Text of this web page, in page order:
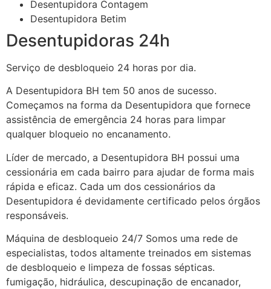
Desentupidora Contagem
Desentupidora Betim
Desentupidoras 24h
Serviço de desbloqueio 24 horas por dia.
A Desentupidora BH tem 50 anos de sucesso.
Começamos na forma da Desentupidora que fornece
assistência de emergência 24 horas para limpar
qualquer bloqueio no encanamento.
Líder de mercado, a Desentupidora BH possui uma
cessionária em cada bairro para ajudar de forma mais
rápida e eficaz. Cada um dos cessionários da
Desentupidora é devidamente certificado pelos órgãos
responsáveis.
Máquina de desbloqueio 24/7 Somos uma rede de
especialistas, todos altamente treinados em sistemas
de desbloqueio e limpeza de fossas sépticas.
fumigação, hidráulica, descupinação de encanador,